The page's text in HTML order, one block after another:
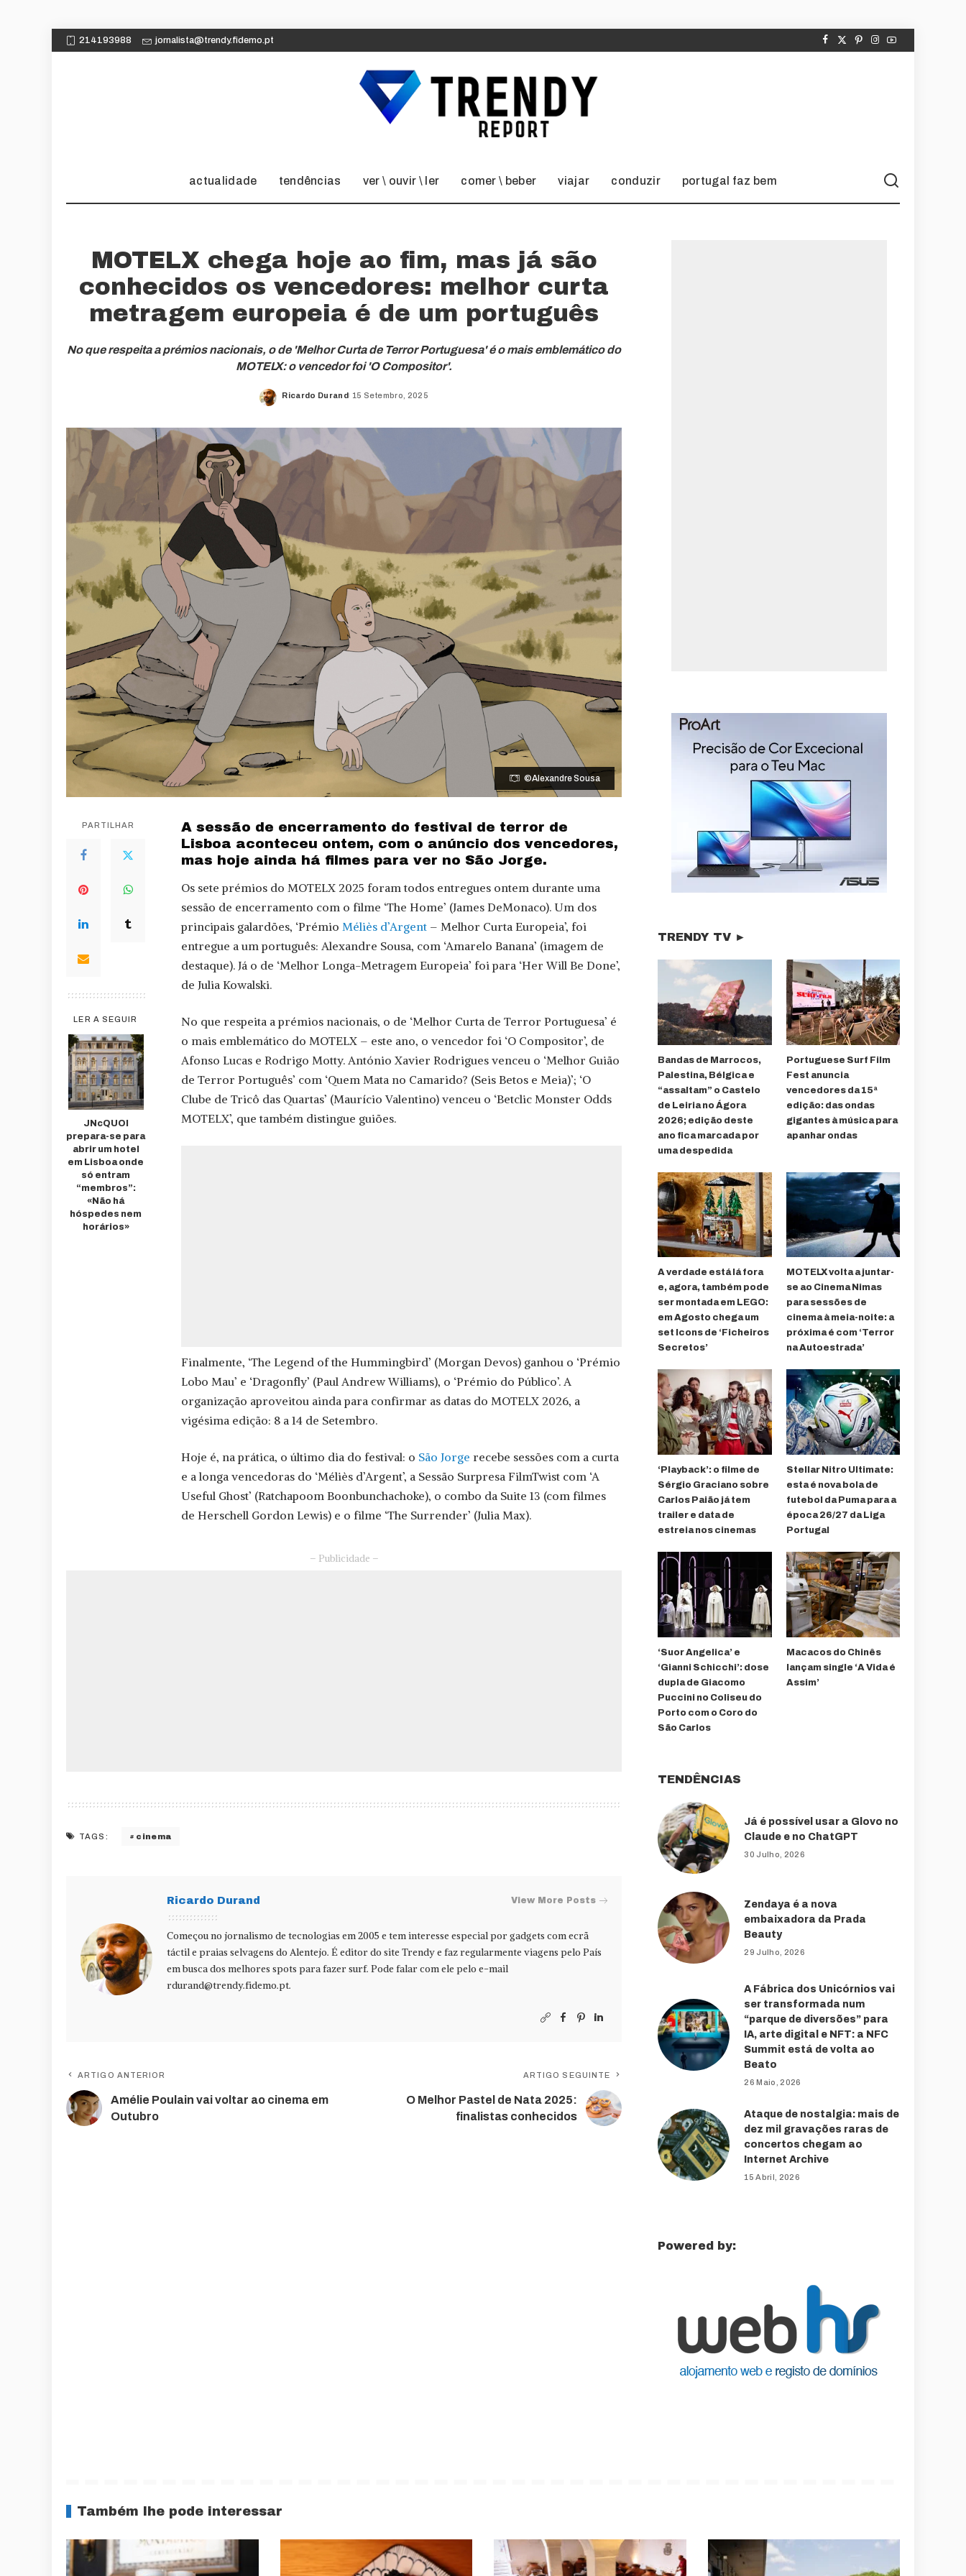
214193988 jornalista@trendy.fidemo.pt
actualidade tendências ver \ ouvir \ ler comer \ beber viajar conduzir portugal faz bem
MOTELX chega hoje ao fim, mas já são
conhecidos os vencedores: melhor curta
metragem europeia é de um português
No que respeita a prémios nacionais, o de 'Melhor Curta de Terror Portuguesa' é o mais emblemático do
MOTELX: o vencedor foi 'O Compositor'.
Posted
Ricardo Durand 15 Setembro, 2025
©Alexandre Sousa
PARTILHAR
LER A SEGUIR
JNcQUOI
prepara-se para
abrir um hotel
em Lisboa onde
só entram
“membros”:
«Não há
hóspedes nem
horários»
A sessão de encerramento do festival de terror de
Lisboa aconteceu ontem, com o anúncio dos vencedores,
mas hoje ainda há filmes para ver no São Jorge.
Os sete prémios do MOTELX 2025 foram todos entregues ontem durante uma
sessão de encerramento com o filme ‘The Home’ (James DeMonaco). Um dos
principais galardões, ‘Prémio Méliès d’Argent – Melhor Curta Europeia’, foi
entregue a um português: Alexandre Sousa, com ‘Amarelo Banana’ (imagem de
destaque). Já o de ‘Melhor Longa-Metragem Europeia’ foi para ‘Her Will Be Done’,
de Julia Kowalski.
No que respeita a prémios nacionais, o de ‘Melhor Curta de Terror Portuguesa’ é
o mais emblemático do MOTELX – este ano, o vencedor foi ‘O Compositor’, de
Afonso Lucas e Rodrigo Motty. António Xavier Rodrigues venceu o ‘Melhor Guião
de Terror Português’ com ‘Quem Mata no Camarido? (Seis Betos e Meia)’; ‘O
Clube de Tricô das Quartas’ (Maurício Valentino) venceu o ‘Betclic Monster Odds
MOTELX’, que também distingue guiões.
Finalmente, ‘The Legend of the Hummingbird’ (Morgan Devos) ganhou o ‘Prémio
Lobo Mau’ e ‘Dragonfly’ (Paul Andrew Williams), o ‘Prémio do Público’. A
organização aproveitou ainda para confirmar as datas do MOTELX 2026, a
vigésima edição: 8 a 14 de Setembro.
Hoje é, na prática, o último dia do festival: o São Jorge recebe sessões com a curta
e a longa vencedoras do ‘Méliès d’Argent’, a Sessão Surpresa FilmTwist com ‘A
Useful Ghost’ (Ratchapoom Boonbunchachoke), o combo da Suite 13 (com filmes
de Herschell Gordon Lewis) e o filme ‘The Surrender’ (Julia Max).
– Publicidade –
TAGS: cinema
Ricardo Durand View More Posts
Começou no jornalismo de tecnologias em 2005 e tem interesse especial por gadgets com ecrã
táctil e praias selvagens do Alentejo. É editor do site Trendy e faz regularmente viagens pelo País
em busca dos melhores spots para fazer surf. Pode falar com ele pelo e-mail
rdurand@trendy.fidemo.pt.
ARTIGO ANTERIOR
Amélie Poulain vai voltar ao cinema em
Outubro
ARTIGO SEGUINTE
O Melhor Pastel de Nata 2025:
finalistas conhecidos
TRENDY TV ►
Bandas de Marrocos,
Palestina, Bélgica e
“assaltam” o Castelo
de Leiria no Ágora
2026; edição deste
ano fica marcada por
uma despedida
Portuguese Surf Film
Fest anuncia
vencedores da 15ª
edição: das ondas
gigantes à música para
apanhar ondas
A verdade está lá fora
e, agora, também pode
ser montada em LEGO:
em Agosto chega um
set Icons de ‘Ficheiros
Secretos’
MOTELX volta a juntar-
se ao Cinema Nimas
para sessões de
cinema à meia-noite: a
próxima é com ‘Terror
na Autoestrada’
‘Playback’: o filme de
Sérgio Graciano sobre
Carlos Paião já tem
trailer e data de
estreia nos cinemas
Stellar Nitro Ultimate:
esta é nova bola de
futebol da Puma para a
época 26/27 da Liga
Portugal
‘Suor Angelica’ e
‘Gianni Schicchi’: dose
dupla de Giacomo
Puccini no Coliseu do
Porto com o Coro do
São Carlos
Macacos do Chinês
lançam single ‘A Vida é
Assim’
TENDÊNCIAS
Já é possível usar a Glovo no
Claude e no ChatGPT
30 Julho, 2026
Zendaya é a nova
embaixadora da Prada
Beauty
29 Julho, 2026
A Fábrica dos Unicórnios vai
ser transformada num
“parque de diversões” para
IA, arte digital e NFT: a NFC
Summit está de volta ao
Beato
26 Maio, 2026
Ataque de nostalgia: mais de
dez mil gravações raras de
concertos chegam ao
Internet Archive
15 Abril, 2026
Powered by:
Também lhe pode interessar